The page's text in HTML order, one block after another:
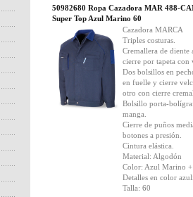
50982680 Ropa Cazadora MAR 488-
Super Top Azul Marino 60
Cazadora MARCA
Triples costuras.
Cremallera de diente
cierre por tapeta con
Dos bolsillos en
en fuelle y cierre
otro con cierre
Bolsillo porta-
manga.
Cierre de puños
botones a presión.
Cintura elástica.
Material: Algodón
Color: Azul Marino +
Detalles en color
Talla: 60